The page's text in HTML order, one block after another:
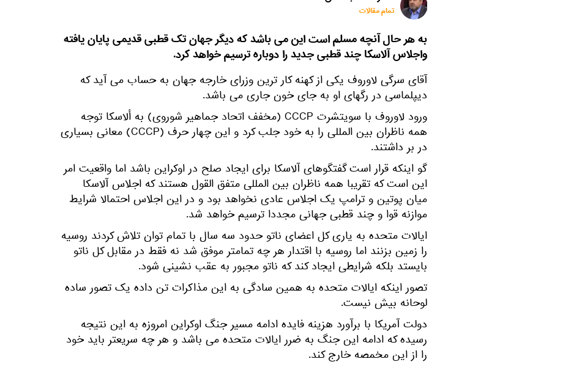
تمام مقالات
به هر حال آنچه مسلم است این می باشد که دیگر جهان تک قطبی قدیمی پایان یافته
واجلاس آلاسکا چند قطبی جدید را دوباره ترسیم خواهد کرد.
آقای سرگی لاوروف یکی از کهنه کار ترین وزرای خارجه جهان به حساب می آید که
دیپلماسی در رگهای او به جای خون جاری می باشد.
ورود لاوروف با سویتشرت CCCP (مخفف اتحاد جماهیر شوروی) به ألاسکا توجه
همه ناظران بین المللی را به خود جلب کرد و این چهار حرف (CCCP) معانی بسیاری
در بر داشتند.
گو اینکه قرار است گفتگوهای آلاسکا برای ایجاد صلح در اوکراین باشد اما واقعیت امر
این است که تقریبا همه ناظران بین المللی متفق القول هستند که اجلاس آلاسکا
میان پوتین و ترامپ یک اجلاس عادی نخواهد بود و در این اجلاس احتمالا شرایط
موازنه قوا و چند قطبی جهانی مجددا ترسیم خواهد شد.
ایالات متحده به یاری کل اعضای ناتو حدود سه سال با تمام توان تلاش کردند روسیه
را زمین بزنند اما روسیه با اقتدار هر چه تمامتر موفق شد نه فقط در مقابل کل ناتو
بایستد بلکه شرایطی ایجاد کند که ناتو مجبور به عقب نشینی شود.
تصور اینکه ایالات متحده به همین سادگی به این مذاکرات تن داده یک تصور ساده
لوحانه بیش نیست.
دولت آمریکا با برآورد هزینه فایده ادامه مسیر جنگ اوکراین امروزه به این نتیجه
رسیده که ادامه این جنگ به ضرر ایالات متحده می باشد و هر چه سریعتر باید خود
را از این مخمصه خارج کند.